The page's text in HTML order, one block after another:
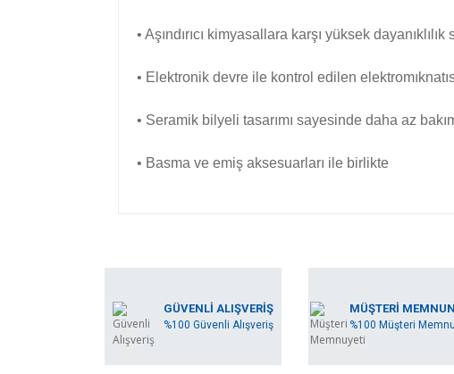
• Aşındırıcı kimyasallara karşı yüksek
• Elektronik devre ile kontrol edilen
• Seramik bilyeli tasarımı sayesinde daha az
• Basma ve emiş aksesuarları ile birlikte
Ürün resmi kalitesiz, bozuk veya görüntülenemiyor.
Ürün açıklamasında eksik bilgiler bulunuyor.
GÜVENLİ ALIŞVERİŞ
%100 Güvenli Alışveriş
MÜŞTERİ
%100 Müşteri